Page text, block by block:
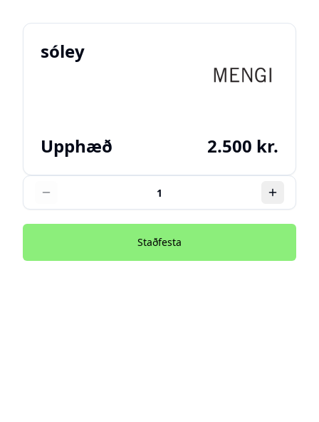
sóley
Upphæð 2.500 kr.
Staðfesta